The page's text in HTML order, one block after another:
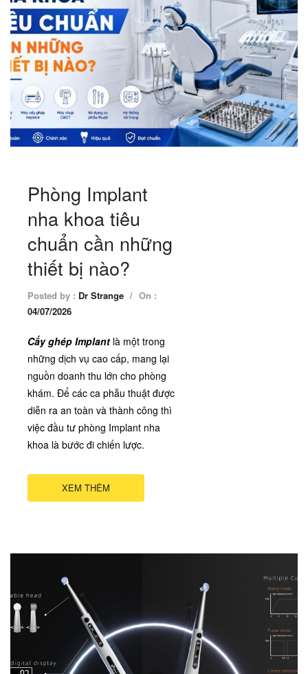
Phòng Implant
nha khoa tiêu
chuẩn cần những
thiết bị nào?
Posted by : Dr Strange / On :
04/07/2026
Cấy ghép Implant là một trong
những dịch vụ cao cấp, mang lại
nguồn doanh thu lớn cho phòng
khám. Để các ca phẫu thuật được
diễn ra an toàn và thành công thì
việc đầu tư phòng Implant nha
khoa là bước đi chiến lược.
XEM THÊM